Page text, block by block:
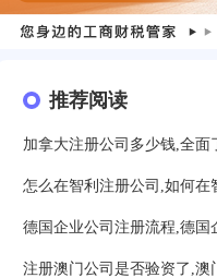
推荐阅读
加拿大注册公司多少钱,全面
怎么在智利注册公司,如何在
德国企业公司注册流程,德国
注册澳门公司是否验资了,澳